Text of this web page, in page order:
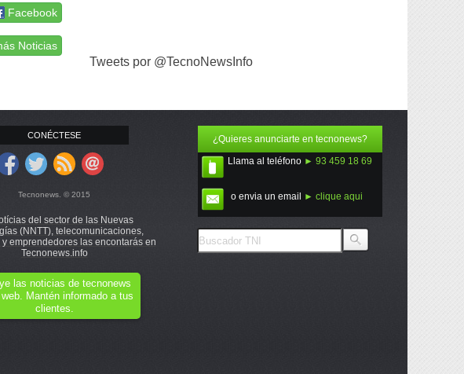
Facebook
Noticias
Tweets por @TecnoNewsInfo
CONÉCTESE
Tecnonews. © 2015
del sector de las Nuevas
(NNTT), telecomunicaciones,
emprendedores las encontarás en
Tecnonews.info
las noticias de tecnonews
Mantén informado a tus
clientes.
¿Quieres anunciarte en tecnonews?
Llama al teléfono ► 93 459 18 69
o envia un email ► clique aqui